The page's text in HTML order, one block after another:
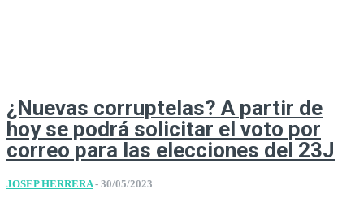
¿Nuevas corruptelas? A partir de
hoy se podrá solicitar el voto por
correo para las elecciones del 23J
JOSEP HERRERA - 30/05/2023